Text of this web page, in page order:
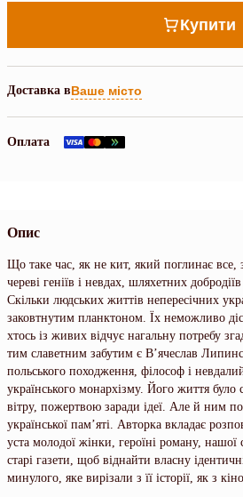
Купити
Доставка вВаше місто
Оплата
Опис
Що таке час, як не кит, який поглинає
череві геніїв і невдах, шляхетних
Скільки людських життів непересічних
заковтнутим планктоном. Їх неможливо
хтось із живих відчує нагальну потребу
тим славетним забутим є В’ячеслав
польського походження, філософ і
українського монархізму. Його життя
вітру, пожертвою заради ідеї. Але й ним
української пам’яті. Авторка вкладає
уста молодої жінки, героїні роману, нашої
старі газети, щоб віднайти власну
минулого, яке вирізали з її історії, як з